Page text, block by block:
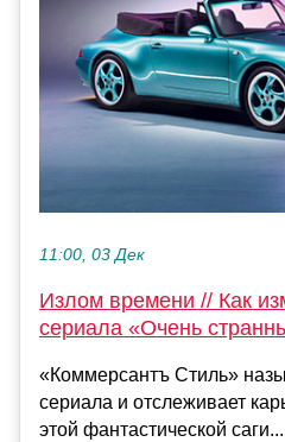
11:00, 03 Дек
Излом времени // Как
сериала «Очень
«Коммерсантъ Стиль»
сериала и отслеживает
этой фантастической